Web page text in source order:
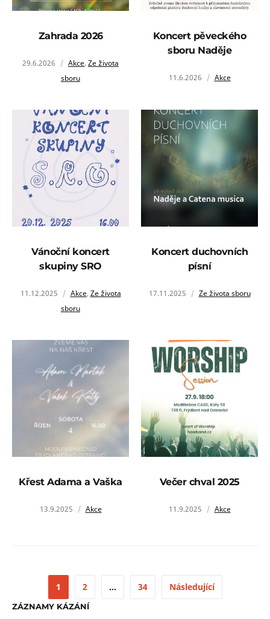
Zahrada 2026
29.6.2026 Akce, Ze života
sboru
Koncert pěveckého
sboru Naděje
11.6.2026 Akce
Vánoční koncert
skupiny SRO
11.12.2025 Akce, Ze života
sboru
Koncert duchovních
písní
17.11.2025 Ze života sboru
Křest Adama a Vaška
13.9.2025 Akce
Večer chval 2025
11.9.2025 Akce
1 2 … 34 Následující
ZÁZNAMY KÁZÁNÍ